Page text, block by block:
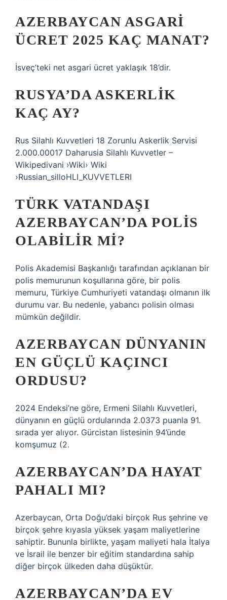
AZERBAYCAN ASGARI
ÜCRET 2025 KAÇ MANAT?
İsveç’teki net asgari ücret yaklaşık 18’dir.
RUSYA’DA ASKERLIK
KAÇ AY?
Rus Silahlı Kuvvetleri 18 Zorunlu Askerlik Servisi
2.000.00017 Daharusia Silahlı Kuvvetler –
Wikipedivani ›Wiki› Wiki
›Russian_silloHLI_KUVVETLERI
TÜRK VATANDAŞI
AZERBAYCAN’DA POLIS
OLABILIR MI?
Polis Akademisi Başkanlığı tarafından açıklanan bir
polis memurunun koşullarına göre, bir polis
memuru, Türkiye Cumhuriyeti vatandaşı olmanın ilk
durumu var. Bu nedenle, yabancı polisin olması
mümkün değildir.
AZERBAYCAN DÜNYANIN
EN GÜÇLÜ KAÇINCI
ORDUSU?
2024 Endeksi’ne göre, Ermeni Silahlı Kuvvetleri,
dünyanın en güçlü ordularında 2.0373 puanla 91.
sırada yer alıyor. Gürcistan listesinin 94’ünde
komşumuz (2.
AZERBAYCAN’DA HAYAT
PAHALI MI?
Azerbaycan, Orta Doğu’daki birçok Rus şehrine ve
birçok şehre kıyasla yüksek yaşam maliyetlerine
sahiptir. Bununla birlikte, yaşam maliyeti hala İtalya
ve İsrail ile benzer bir eğitim standardına sahip
diğer birçok ülkeden daha düşüktür.
AZERBAYCAN’DA EV